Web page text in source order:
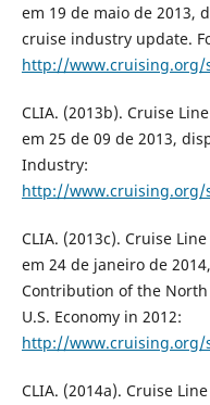
em 19 de maio de 2013,
cruise industry update.
http://www.cruising.org/
CLIA. (2013b). Cruise
em 25 de 09 de 2013,
Industry:
http://www.cruising.org/
CLIA. (2013c). Cruise
em 24 de janeiro de
Contribution of the
U.S. Economy in 2012:
http://www.cruising.org/
CLIA. (2014a). Cruise